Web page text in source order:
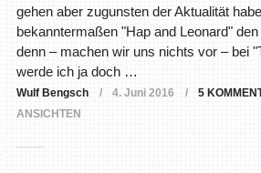
gehen aber zugunsten der Aktualität
bekanntermaßen "Hap and Leonard"
denn – machen wir uns nichts vor – bei
werde ich ja doch …
Wulf Bengsch 4. Juni 2016 5
ANSICHTEN